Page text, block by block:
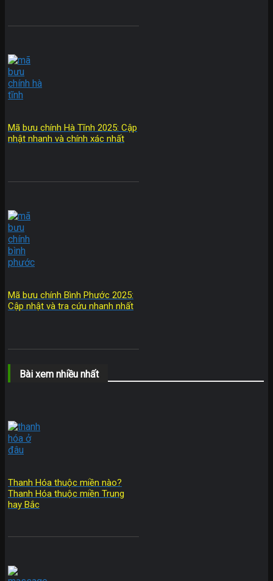
Mã bưu chính Hà Tĩnh 2025: Cập
nhật nhanh và chính xác nhất
Mã bưu chính Bình Phước 2025:
Cập nhật và tra cứu nhanh nhất
Bài xem nhiều nhất
Thanh Hóa thuộc miền nào?
Thanh Hóa thuộc miền Trung
hay Bắc